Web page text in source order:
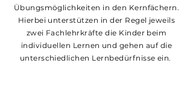
Übungsmöglichkeiten in den Kernfächern.
Hierbei unterstützen in der Regel jeweils
zwei Fachlehrkräfte die Kinder beim
individuellen Lernen und gehen auf die
unterschiedlichen Lernbedürfnisse ein.